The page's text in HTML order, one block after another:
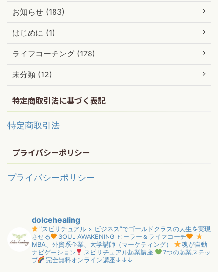
お知らせ (183)
はじめに (1)
ライフコーチング (178)
未分類 (12)
特定商取引法に基づく表記
特定商取引法
プライバシーポリシー
プライバシーポリシー
dolcehealing
"スピリチュアル × ビジネス”でゴールドクラスの人生を実現
させる
SOUL AWAKENING ヒーラー＆ライフコーチ
MBA、外資系企業、大学講師（マーケティング）
魂が自動
ナビゲーション
スピリチュアル起業講座
7つの起業ステッ
プ
完全無料オンライン講座↓↓↓